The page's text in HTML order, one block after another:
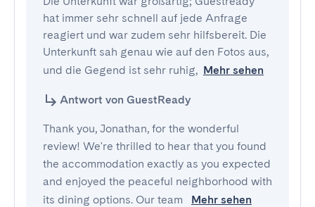
hat immer sehr schnell auf jede Anfrage
reagiert und war zudem sehr hilfsbereit. Die
Unterkunft sah genau wie auf den Fotos aus,
und die Gegend ist sehr ruhig, Mehr sehen
Antwort von GuestReady
Thank you, Jonathan, for the wonderful
review! We're thrilled to hear that you found
the accommodation exactly as you expected
and enjoyed the peaceful neighborhood with
its dining options. Our team
Mehr sehen